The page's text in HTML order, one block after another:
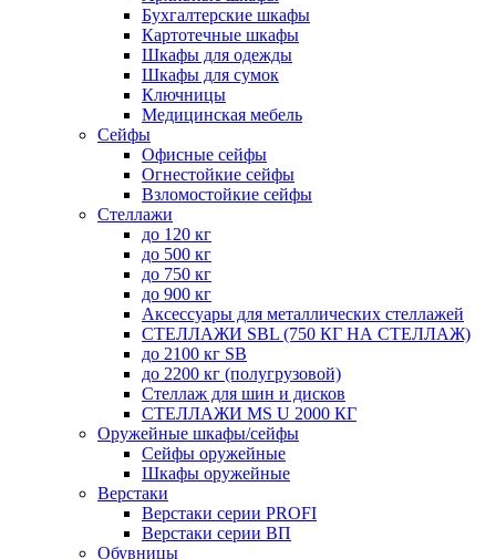
Бухгалтерские шкафы
Картотечные шкафы
Шкафы для одежды
Шкафы для сумок
Ключницы
Медицинская мебель
Сейфы
Офисные сейфы
Огнестойкие сейфы
Взломостойкие сейфы
Стеллажи
до 120 кг
до 500 кг
до 750 кг
до 900 кг
Аксессуары для металлических стеллажей
СТЕЛЛАЖИ SBL (750 КГ НА СТЕЛЛАЖ)
до 2100 кг SB
до 2200 кг (полугрузовой)
Стеллаж для шин и дисков
СТЕЛЛАЖИ MS U 2000 КГ
Оружейные шкафы/сейфы
Сейфы оружейные
Шкафы оружейные
Верстаки
Верстаки серии PROFI
Верстаки серии ВП
Обувницы